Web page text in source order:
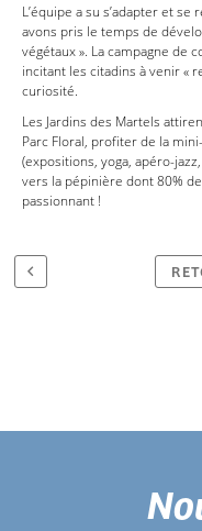
L’équipe a su s’adapter et
avons pris le temps de
végétaux ». La campagne de
incitant les citadins à venir «
curiosité.
Les Jardins des Martels
Parc Floral, profiter de la
(expositions, yoga, apéro-
vers la pépinière dont 80%
passionnant !